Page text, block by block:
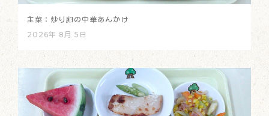
主菜：炒り卵の中華あんかけ
2026年 8月 5日